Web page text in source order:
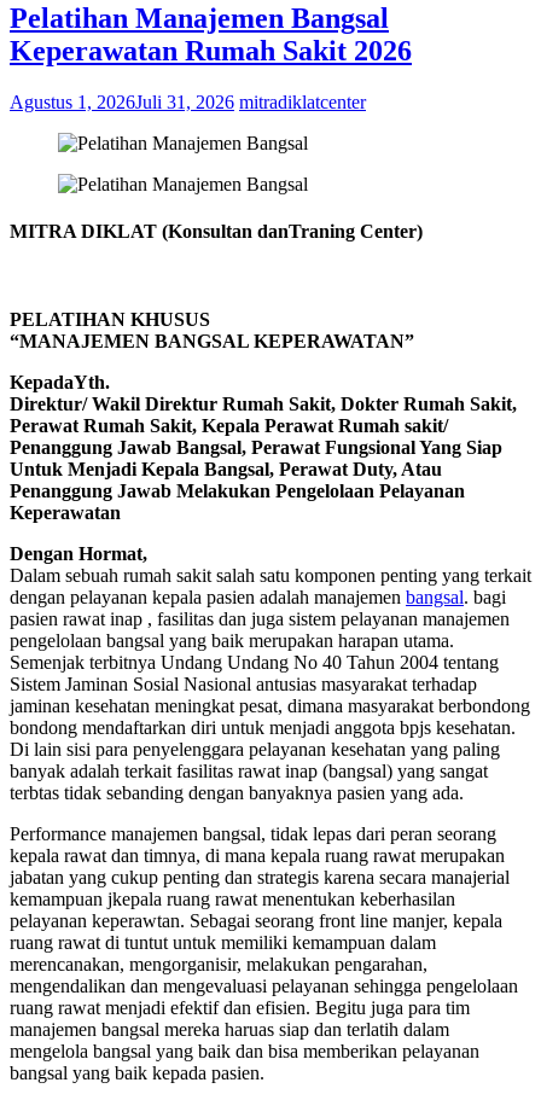
Pelatihan Manajemen Bangsal
Keperawatan Rumah Sakit 2026
Agustus 1, 2026Juli 31, 2026 mitradiklatcenter
MITRA DIKLAT (Konsultan danTraning Center)
PELATIHAN KHUSUS
“MANAJEMEN BANGSAL KEPERAWATAN”
KepadaYth.
Direktur/ Wakil Direktur Rumah Sakit, Dokter Rumah Sakit,
Perawat Rumah Sakit, Kepala Perawat Rumah sakit/
Penanggung Jawab Bangsal, Perawat Fungsional Yang Siap
Untuk Menjadi Kepala Bangsal, Perawat Duty, Atau
Penanggung Jawab Melakukan Pengelolaan Pelayanan
Keperawatan
Dengan Hormat,
Dalam sebuah rumah sakit salah satu komponen penting yang terkait
dengan pelayanan kepala pasien adalah manajemen bangsal. bagi
pasien rawat inap , fasilitas dan juga sistem pelayanan manajemen
pengelolaan bangsal yang baik merupakan harapan utama.
Semenjak terbitnya Undang Undang No 40 Tahun 2004 tentang
Sistem Jaminan Sosial Nasional antusias masyarakat terhadap
jaminan kesehatan meningkat pesat, dimana masyarakat berbondong
bondong mendaftarkan diri untuk menjadi anggota bpjs kesehatan.
Di lain sisi para penyelenggara pelayanan kesehatan yang paling
banyak adalah terkait fasilitas rawat inap (bangsal) yang sangat
terbtas tidak sebanding dengan banyaknya pasien yang ada.
Performance manajemen bangsal, tidak lepas dari peran seorang
kepala rawat dan timnya, di mana kepala ruang rawat merupakan
jabatan yang cukup penting dan strategis karena secara manajerial
kemampuan jkepala ruang rawat menentukan keberhasilan
pelayanan keperawtan. Sebagai seorang front line manjer, kepala
ruang rawat di tuntut untuk memiliki kemampuan dalam
merencanakan, mengorganisir, melakukan pengarahan,
mengendalikan dan mengevaluasi pelayanan sehingga pengelolaan
ruang rawat menjadi efektif dan efisien. Begitu juga para tim
manajemen bangsal mereka haruas siap dan terlatih dalam
mengelola bangsal yang baik dan bisa memberikan pelayanan
bangsal yang baik kepada pasien.